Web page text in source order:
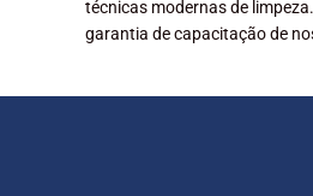
técnicas modernas de
garantia de capacitação de